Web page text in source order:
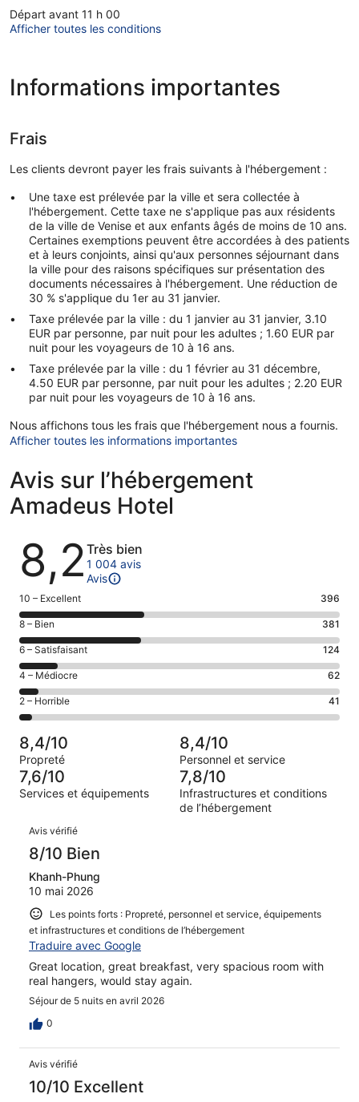
Départ avant 11 h 00
Afficher toutes les conditions
Informations importantes
Frais
Les clients devront payer les frais suivants à l'hébergement :
Une taxe est prélevée par la ville et sera collectée à
l'hébergement. Cette taxe ne s'applique pas aux résidents
de la ville de Venise et aux enfants âgés de moins de 10 ans.
Certaines exemptions peuvent être accordées à des patients
et à leurs conjoints, ainsi qu'aux personnes séjournant dans
la ville pour des raisons spécifiques sur présentation des
documents nécessaires à l'hébergement. Une réduction de
30 % s'applique du 1er au 31 janvier.
Taxe prélevée par la ville : du 1 janvier au 31 janvier, 3.10
EUR par personne, par nuit pour les adultes ; 1.60 EUR par
nuit pour les voyageurs de 10 à 16 ans.
Taxe prélevée par la ville : du 1 février au 31 décembre,
4.50 EUR par personne, par nuit pour les adultes ; 2.20 EUR
par nuit pour les voyageurs de 10 à 16 ans.
Nous affichons tous les frais que l'hébergement nous a fournis.
Afficher toutes les informations importantes
Avis sur l’hébergement
Amadeus Hotel
Avis
8,2 Très bien
1 004 avis
Avis
Note
des
voyageurs
de 10
(Excellent),
d’après 396 avis
sur 1004.
10 – Excellent 396
Note
des
voyageurs
de 8
(Bien),
d’après 381 avis
sur 1004.
8 – Bien 381
Note
des
voyageurs
de 6
(Satisfaisant),
sur 1004.
6 – Satisfaisant 124
Note
des
voyageurs
de 4
(Médiocre),
d’après 62 avis
sur 1004.
4 – Médiocre 62
Note
des
voyageurs
de 2
(Horrible),
d’après 41 avis
sur 1004.
2 – Horrible 41
8,4/10
Propreté
8,4/10
Personnel et service
7,6/10
Services et équipements
7,8/10
Infrastructures et conditions
de l’hébergement
Avis
Avis vérifié
8/10 Bien
Khanh-Phung
10 mai 2026
Les points forts : Propreté, personnel et service, équipements
et infrastructures et conditions de l’hébergement
Traduire avec Google
Great location, great breakfast, very spacious room with
real hangers, would stay again.
Séjour de 5 nuits en avril 2026
0
Avis vérifié
10/10 Excellent